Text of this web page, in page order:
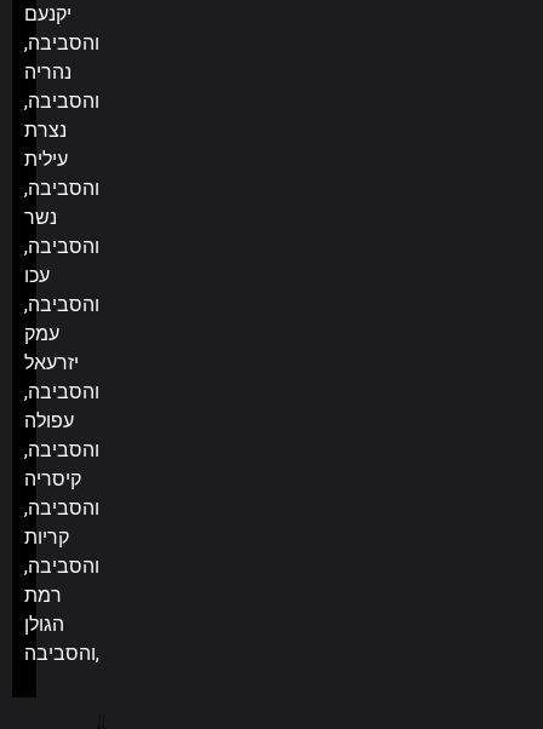
יקנעם
והסביבה,
נהריה
והסביבה,
נצרת
עילית
והסביבה,
נשר
והסביבה,
עכו
והסביבה,
עמק
יזרעאל
והסביבה,
עפולה
והסביבה,
קיסריה
והסביבה,
קריות
והסביבה,
רמת
הגולן
והסביבה,